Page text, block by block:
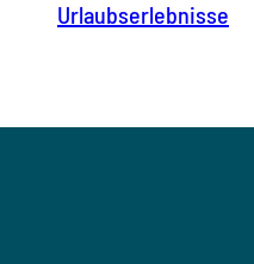
Urlaubserlebnisse